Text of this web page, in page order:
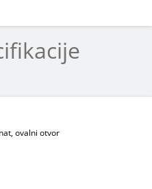
ovalni otvor